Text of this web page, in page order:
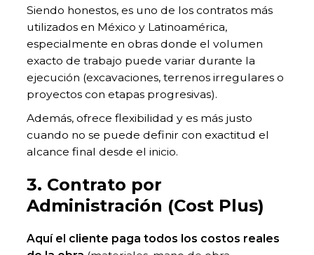
Siendo honestos, es uno de los contratos más
utilizados en México y Latinoamérica,
especialmente en obras donde el volumen
exacto de trabajo puede variar durante la
ejecución (excavaciones, terrenos irregulares o
proyectos con etapas progresivas).
Además, ofrece flexibilidad y es más justo
cuando no se puede definir con exactitud el
alcance final desde el inicio.
3. Contrato por
Administración (Cost Plus)
Aquí el cliente paga todos los costos reales